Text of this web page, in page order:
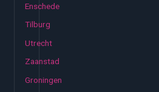
Enschede
Tilburg
Utrecht
Zaanstad
Groningen